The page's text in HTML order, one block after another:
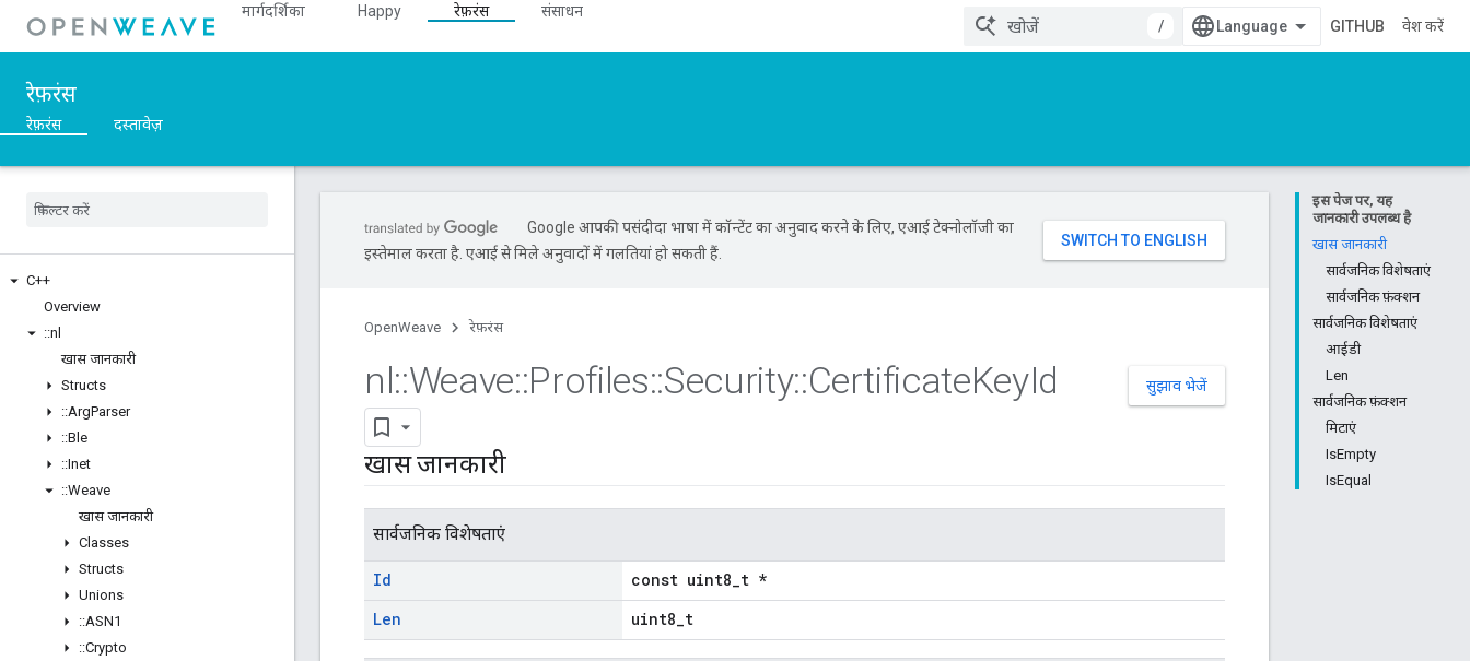
मार्गदर्शिका Happy रेफ़रंस
संसाधन
/
GITHUB प्रवेश करें
रेफ़रंस
रेफ़रंस दस्तावेज़
C++
Overview
::nl
खास जानकारी
Structs
::ArgParser
::Ble
::Inet
::Weave
खास जानकारी
Classes
Structs
Unions
::ASN1
::Crypto
इस पेज पर, यह
जानकारी उपलब्ध है
खास जानकारी
सार्वजनिक विशेषताएं
सार्वजनिक फ़ंक्शन
सार्वजनिक विशेषताएं
आईडी
Len
सार्वजनिक फ़ंक्शन
मिटाएं
IsEmpty
IsEqual
Google आपकी पसंदीदा भाषा में कॉन्टेंट का अनुवाद करने के लिए, एआई टेक्नोलॉजी का
इस्तेमाल करता है. एआई से मिले अनुवादों में गलतियां हो सकती हैं.
OpenWeave रेफ़रंस
सुझाव भेजें
nl::Weave::Profiles::Security::CertificateKeyId
खास जानकारी
सार्वजनिक विशेषताएं
Id
const uint8_t *
Len
uint8_t